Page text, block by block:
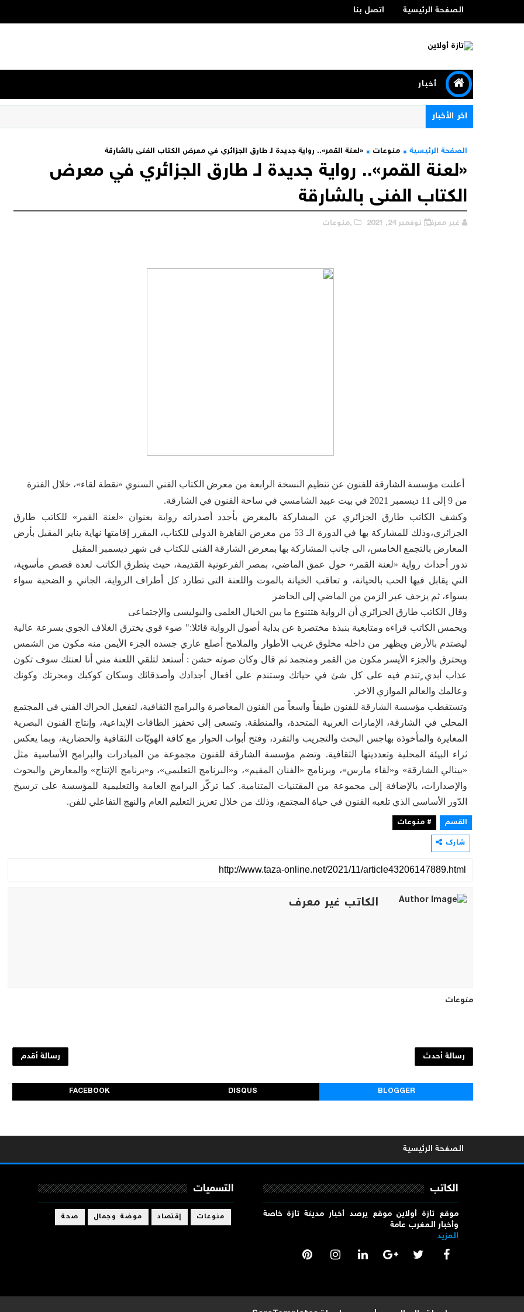
الصفحة الرئيسية اتصل بنا
أخبار
اخر الأخبار
الصفحة الرئيسية منوعات «لعنة القمر».. رواية جديدة لـ طارق الجزائري في معرض الكتاب الفنى بالشارقة
«لعنة القمر».. رواية جديدة لـ طارق الجزائري في معرض
الكتاب الفنى بالشارقة
غير معرف نوفمبر 24, 2021 ,منوعات
أعلنت مؤسسة الشارقة للفنون عن تنظيم النسخة الرابعة من معرض الكتاب الفني السنوي «نقطة لقاء»، خلال الفترة
من 9 إلى 11 ديسمبر 2021 في بيت عبيد الشامسي في ساحة الفنون في الشارقة.
وكشف الكاتب طارق الجزائري عن المشاركة بالمعرض بأجدد أصدراته رواية بعنوان «لعنة القمر» للكاتب طارق
الجزائري،وذلك للمشاركة بها في الدورة الـ 53 من معرض القاهرة الدولي للكتاب، المقرر إقامتها نهاية يناير المقبل بأرض
المعارض بالتجمع الخامس، الى جانب المشاركة بها بمعرض الشارقة الفنى للكتاب فى شهر ديسمبر المقبل
تدور أحداث رواية «لعنة القمر» حول عمق الماضي، بمصر الفرعونية القديمة، حيث يتطرق الكاتب لعدة قصص مأسوية،
التي يقابل فيها الحب بالخيانة، و تعاقب الخيانة بالموت واللعنة التى تطارد كل أطراف الرواية، الجاني و الضحية سواء
بسواء، ثم يزحف عبر الزمن من الماضي إلى الحاضر
وقال الكاتب طارق الجزائري أن الرواية هتتنوع ما بين الخيال العلمى والبوليسى والإجتماعى
ويحمس الكاتب قراءه ومتابعية بنبذة مختصرة عن بداية أصول الرواية قائلا:" ضوء قوي يخترق الغلاف الجوي بسرعة عالية
ليصتدم بالأرض ويظهر من داخله مخلوق غريب الأطوار والملامح أصلع عاري جسده الجزء الأيمن منه مكون من الشمس
ويحترق والجزء الأيسر مكون من القمر ومتجمد ثم قال وكان صوته خشن : أستعد لتلقي اللعنة مني أنا لعنتك سوف تكون
عذاب أبدي ٍتندم فيه على كل شئ في حياتك وستندم على أفعال أجدادك وأصدقائك وسكان كوكبك ومجرتك وكونك
وعالمك والعالم الموازي الاخر.
وتستقطب مؤسسة الشارقة للفنون طيفاً واسعاً من الفنون المعاصرة والبرامج الثقافية، لتفعيل الحراك الفني في المجتمع
المحلي في الشارقة، الإمارات العربية المتحدة، والمنطقة. وتسعى إلى تحفيز الطاقات الإبداعية، وإنتاج الفنون البصرية
المغايرة والمأخوذة بهاجس البحث والتجريب والتفرد، وفتح أبواب الحوار مع كافة الهويّات الثقافية والحضارية، وبما يعكس
ثراء البيئة المحلية وتعدديتها الثقافية. وتضم مؤسسة الشارقة للفنون مجموعة من المبادرات والبرامج الأساسية مثل
«بينالي الشارقة» و«لقاء مارس»، وبرنامج «الفنان المقيم»، و«البرنامج التعليمي»، و«برنامج الإنتاج» والمعارض والبحوث
والإصدارات، بالإضافة إلى مجموعة من المقتنيات المتنامية. كما تركّز البرامج العامة والتعليمية للمؤسسة على ترسيخ
الدّور الأساسي الذي تلعبه الفنون في حياة المجتمع، وذلك من خلال تعزيز التعليم العام والنهج التفاعلي للفن.
القسم
# منوعات
شارك
الكاتب غير معرف
منوعات
رسالة أحدث رسالة أقدم
BLOGGER
DISQUS
FACEBOOK
الصفحة الرئيسية
الكاتب
موقع تازة أولاين موقع يرصد أخبار مدينة تازة خاصة
وأخبار المغرب عامة
المزيد
التسميات
منوعات إقتصاد موضة وجمال صحة